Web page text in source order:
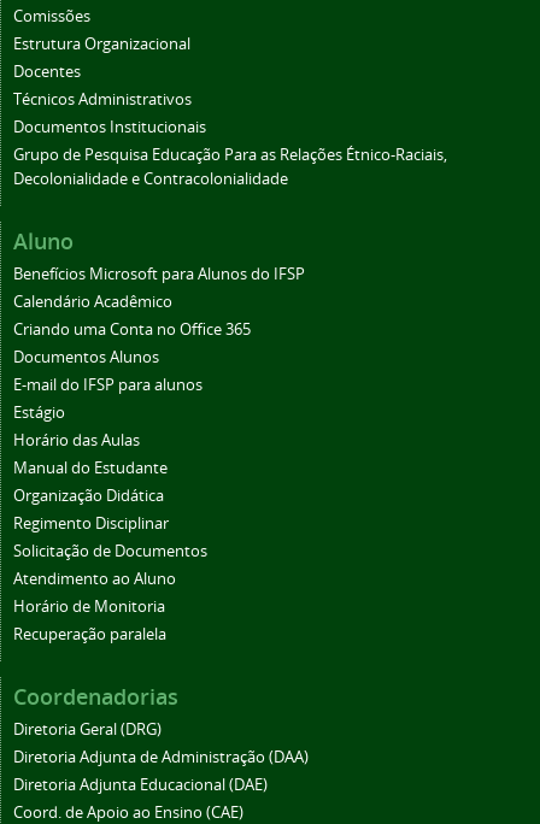
Comissões
Estrutura Organizacional
Docentes
Técnicos Administrativos
Documentos Institucionais
Grupo de Pesquisa Educação Para as Relações Étnico-Raciais,
Decolonialidade e Contracolonialidade
Aluno
Benefícios Microsoft para Alunos do IFSP
Calendário Acadêmico
Criando uma Conta no Office 365
Documentos Alunos
E-mail do IFSP para alunos
Estágio
Horário das Aulas
Manual do Estudante
Organização Didática
Regimento Disciplinar
Solicitação de Documentos
Atendimento ao Aluno
Horário de Monitoria
Recuperação paralela
Coordenadorias
Diretoria Geral (DRG)
Diretoria Adjunta de Administração (DAA)
Diretoria Adjunta Educacional (DAE)
Coord. de Apoio ao Ensino (CAE)